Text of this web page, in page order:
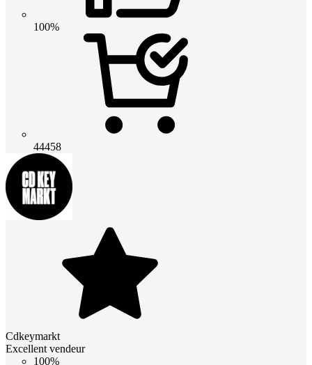
100%
44458
Cdkeymarkt
Excellent vendeur
100%